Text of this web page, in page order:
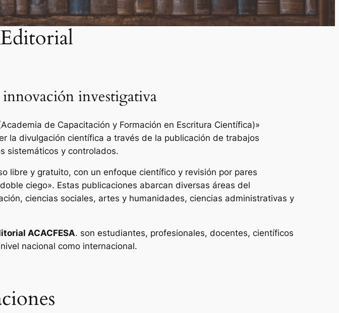
investigativa
de Capacitación y Formación en Escritura Científica)»
la divulgación científica a través de la publicación de trabajos
sistemáticos y controlados.
libre y gratuito, con un enfoque científico y revisión por pares
ciego». Estas publicaciones abarcan diversas áreas del
ciencias sociales, artes y humanidades, ciencias administrativas y
ACACFESA. son estudiantes, profesionales, docentes, científicos
nacional como internacional.